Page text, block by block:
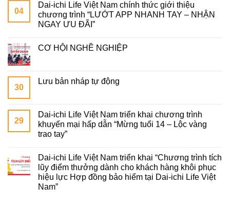
04
Dai-ichi Life Việt Nam chính thức giới thiệu
chương trình “LƯỚT APP NHANH TAY – NHẬN
NGAY ƯU ĐÃI”
CƠ HỘI NGHỀ NGHIỆP
30
Lưu bản nháp tự động
29
Dai-ichi Life Việt Nam triển khai chương trình
khuyến mại hấp dẫn “Mừng tuổi 14 – Lộc vàng
trao tay”
Dai-ichi Life Việt Nam triển khai “Chương trình tích
lũy điểm thưởng dành cho khách hàng khôi phục
hiệu lực Hợp đồng bảo hiểm tại Dai-ichi Life Việt
Nam”